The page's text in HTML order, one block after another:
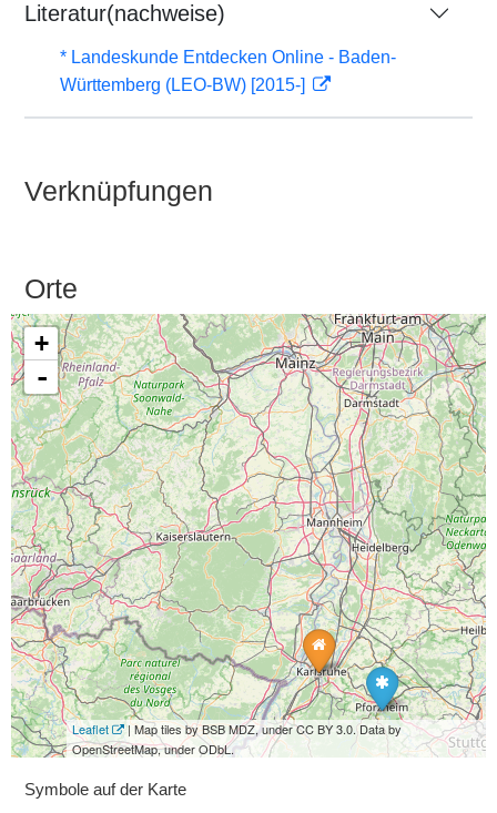
Literatur(nachweise)
* Landeskunde Entdecken Online - Baden-
Württemberg (LEO-BW) [2015-]
Verknüpfungen
Orte
+
-
Leaflet
| Map tiles by BSB MDZ, under CC BY 3.0. Data by
OpenStreetMap, under ODbL.
Symbole auf der Karte